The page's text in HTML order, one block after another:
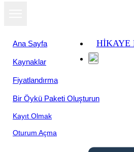
Ana Sayfa
Kaynaklar
Fiyatlandırma
Bir Öykü Paketi Oluşturun
Kayıt Olmak
Oturum Açma
HIKAYE